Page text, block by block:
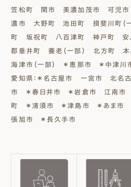
笠松町 関市 美濃加茂市 可児市
濃市 大野町 池田町 揖斐川町（
町 坂祝町 八百津町 神戸町 安
郡垂井町 養老（一部） 北方町 本
海津市（一部） ＊恵那市 ＊中津川
愛知県：＊名古屋市 一宮市 北
市 ＊春日井市 ＊岩倉市 江南
町 ＊清須市 ＊津島市 ＊あま市
張旭市 ＊長久手市